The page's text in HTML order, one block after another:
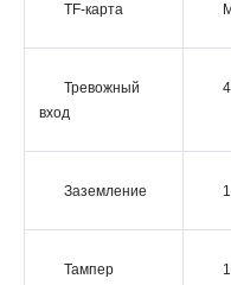
TF-карта
Тревожный
вход
4
Заземление 1
Тампер 1